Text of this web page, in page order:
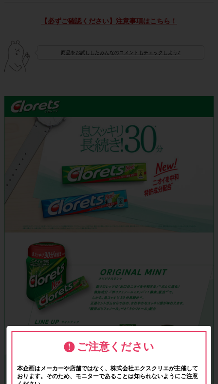
【必ずご確認ください】注意事項はこちら！
商品をお試ししたみんなのコメントもチェックしよう♪
ご注意ください
本企画はメーカーや店舗ではなく、株式会社エクスクリエが主催して
おります。そのため、モニターであることは知られないようにご注意